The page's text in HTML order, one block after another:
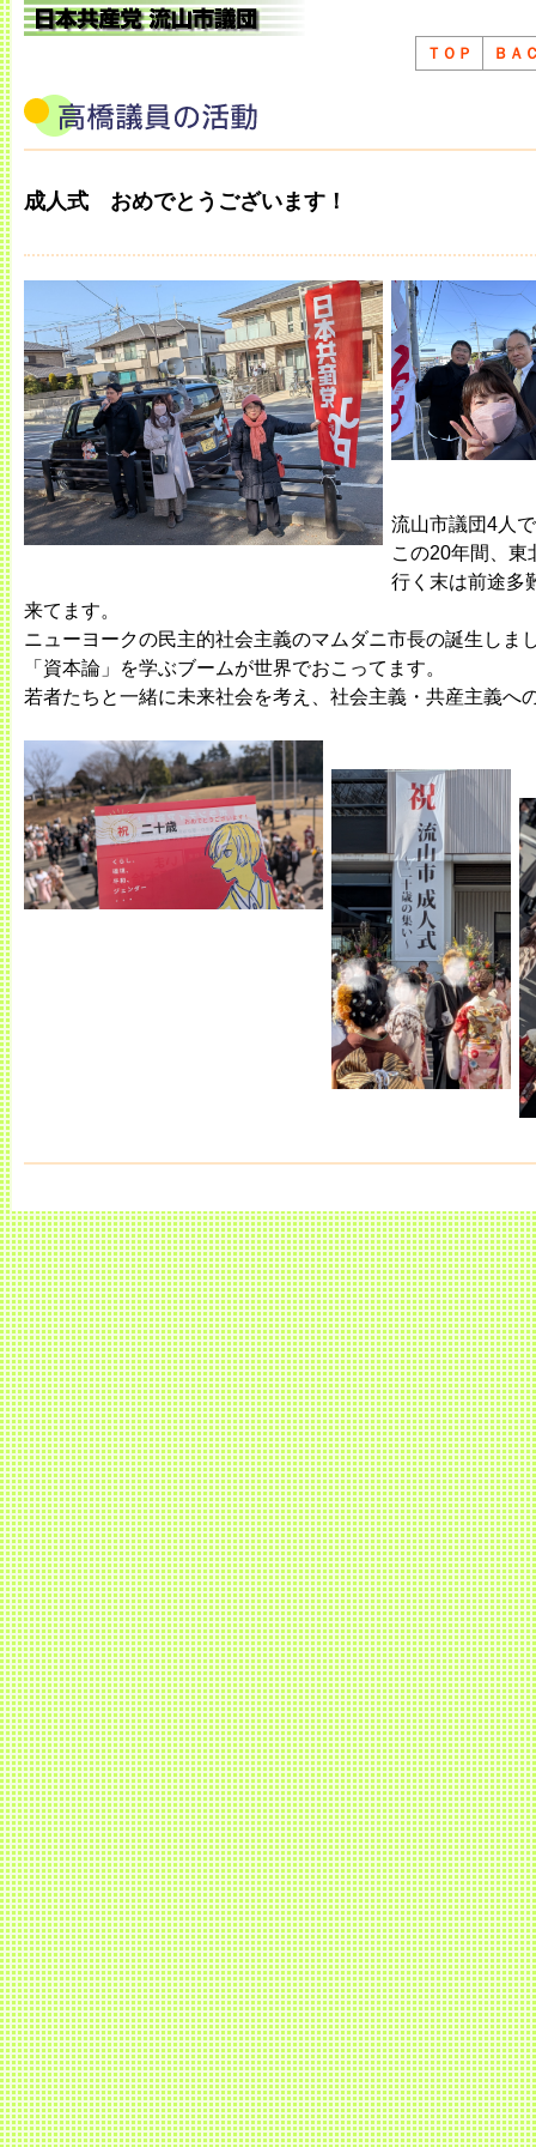
ＴＯＰ ＢＡ
成人式 おめでとうございます！
流山市議団4人
この20年間、東
行く末は前途多
来てます。
ニューヨークの民主的社会主義のマムダニ市長の誕生しま
「資本論」を学ぶブームが世界でおこってます。
若者たちと一緒に未来社会を考え、社会主義・共産主義へ